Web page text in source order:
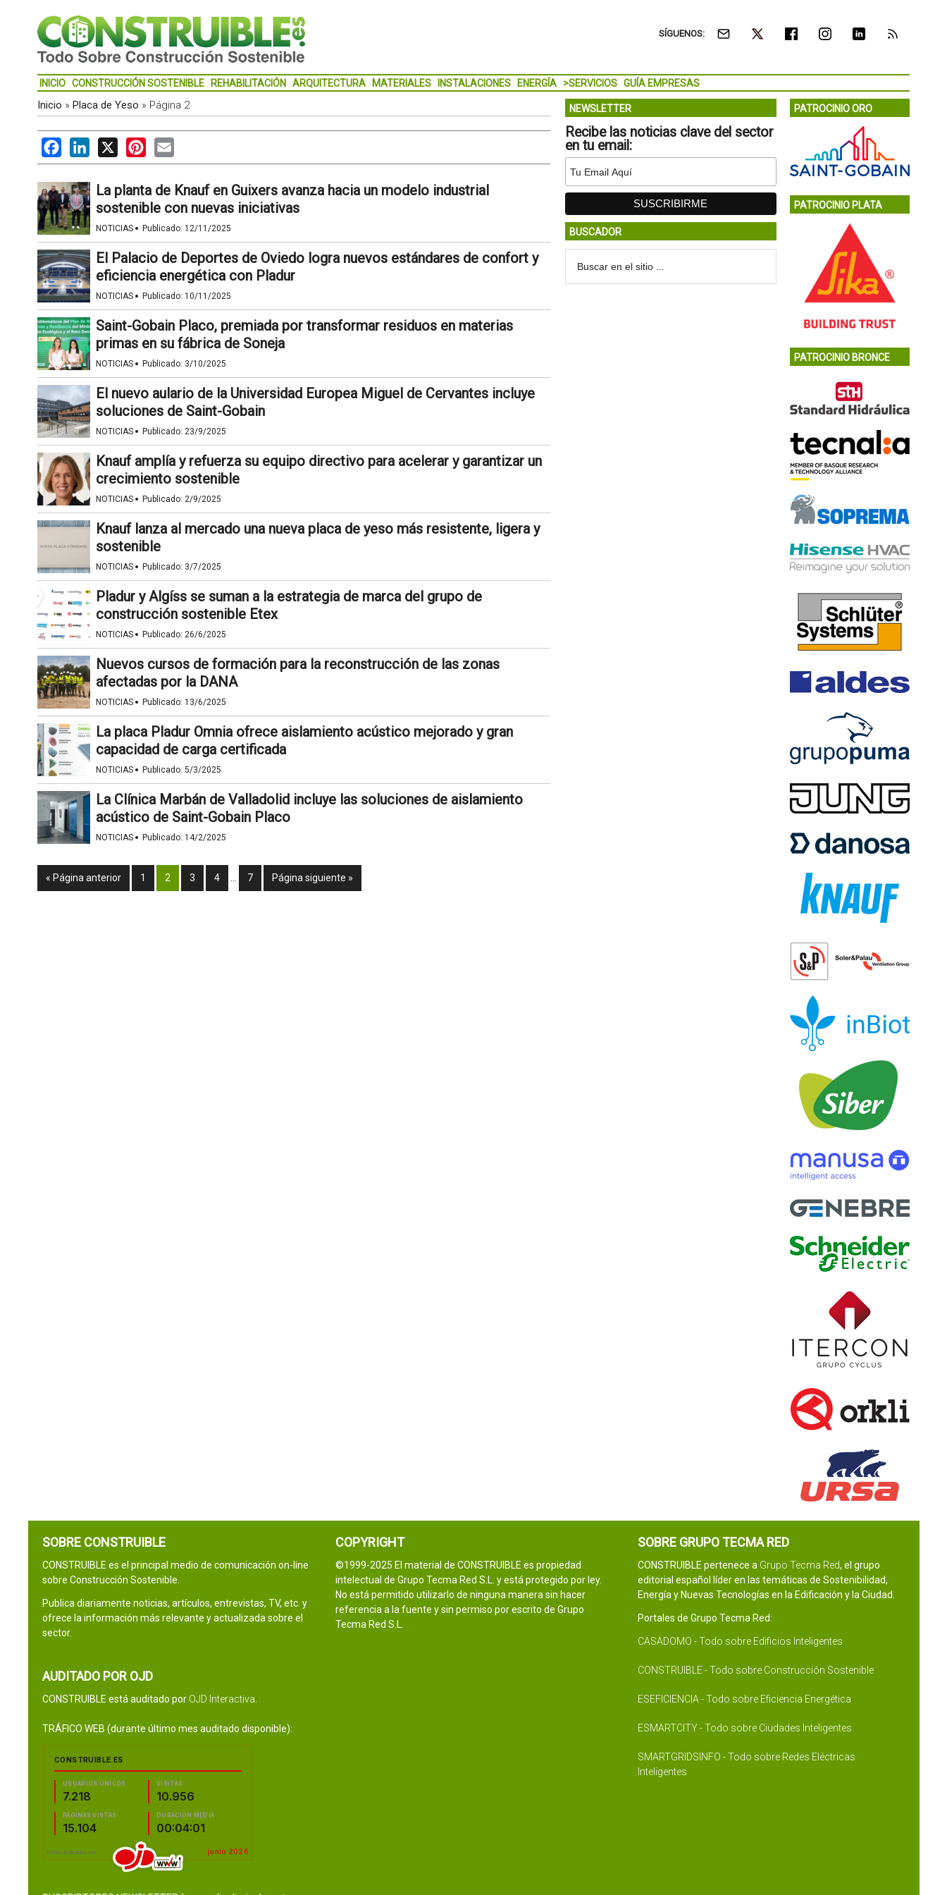
SÍGUENOS:
INICIO CONSTRUCCIÓN SOSTENIBLE REHABILITACIÓN ARQUITECTURA MATERIALES INSTALACIONES ENERGÍA >SERVICIOS GUÍA EMPRESAS
Inicio » Placa de Yeso » Página 2
FacebookLinkedIn
X PinterestEmail
La planta de Knauf en Guixers avanza hacia un modelo industrial
sostenible con nuevas iniciativas
NOTICIAS · Publicado: 12/11/2025
El Palacio de Deportes de Oviedo logra nuevos estándares de confort y
eficiencia energética con Pladur
NOTICIAS · Publicado: 10/11/2025
Saint-Gobain Placo, premiada por transformar residuos en materias
primas en su fábrica de Soneja
NOTICIAS · Publicado: 3/10/2025
El nuevo aulario de la Universidad Europea Miguel de Cervantes incluye
soluciones de Saint-Gobain
NOTICIAS · Publicado: 23/9/2025
Knauf amplía y refuerza su equipo directivo para acelerar y garantizar un
crecimiento sostenible
NOTICIAS · Publicado: 2/9/2025
Knauf lanza al mercado una nueva placa de yeso más resistente, ligera y
sostenible
NOTICIAS · Publicado: 3/7/2025
Pladur y Algíss se suman a la estrategia de marca del grupo de
construcción sostenible Etex
NOTICIAS · Publicado: 26/6/2025
Nuevos cursos de formación para la reconstrucción de las zonas
afectadas por la DANA
NOTICIAS · Publicado: 13/6/2025
La placa Pladur Omnia ofrece aislamiento acústico mejorado y gran
capacidad de carga certificada
NOTICIAS · Publicado: 5/3/2025
La Clínica Marbán de Valladolid incluye las soluciones de aislamiento
acústico de Saint-Gobain Placo
NOTICIAS · Publicado: 14/2/2025
« Página anterior 1 2 3 4 7 Página siguiente »
NEWSLETTER
Recibe las noticias clave del sector
en tu email:
BUSCADOR
PATROCINIO ORO
PATROCINIO PLATA
PATROCINIO BRONCE
SOBRE CONSTRUIBLE
CONSTRUIBLE es el principal medio de comunicación on-line
sobre Construcción Sostenible.
Publica diariamente noticias, artículos, entrevistas, TV, etc. y
ofrece la información más relevante y actualizada sobre el
sector.
AUDITADO POR OJD
CONSTRUIBLE está auditado por OJD Interactiva
TRÁFICO WEB (durante último mes auditado disponible):
COPYRIGHT
©1999-2025 El material de CONSTRUIBLE es propiedad
intelectual de Grupo Tecma Red S.L. y está protegido por ley.
No está permitido utilizarlo de ninguna manera sin hacer
referencia a la fuente y sin permiso por escrito de Grupo
Tecma Red S.L.
SOBRE GRUPO TECMA RED
CONSTRUIBLE pertenece a Grupo Tecma Red, el grupo
editorial español líder en las temáticas de Sostenibilidad,
Energía y Nuevas Tecnologías en la Edificación y la Ciudad.
Portales de Grupo Tecma Red:
CASADOMO - Todo sobre Edificios Inteligentes
CONSTRUIBLE - Todo sobre Construcción Sostenible
ESEFICIENCIA - Todo sobre Eficiencia Energética
ESMARTCITY - Todo sobre Ciudades Inteligentes
SMARTGRIDSINFO - Todo sobre Redes Eléctricas
Inteligentes